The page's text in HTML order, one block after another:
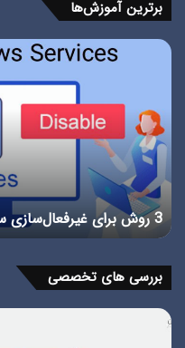
برترین آموزش‌ها
3
غیرفعال‌سازی
سرویس‌های
ویندوز
3 روش برای غیرفعال‌سازی سرویس‌های ویندوز
بررسی های تخصصی
استاندارد